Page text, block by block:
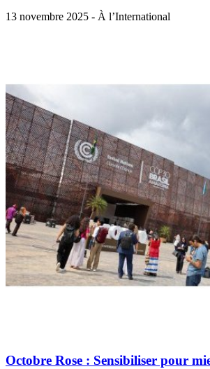
13 novembre 2025 - À l’International
Octobre Rose : Sensibiliser pour